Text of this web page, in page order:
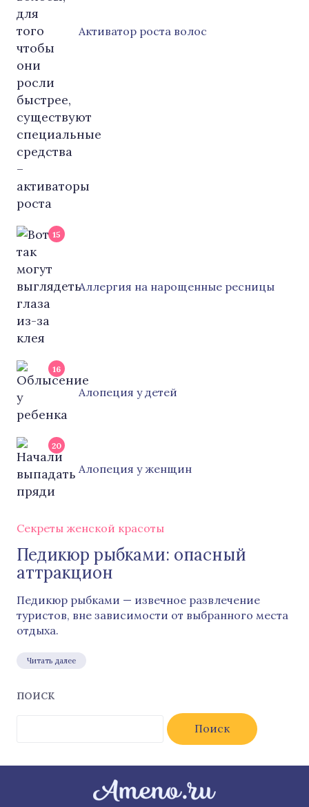
Активатор роста волос
15
Аллергия на нарощенные ресницы
16
Алопеция у детей
20
Алопеция у женщин
Секреты женской красоты
Педикюр рыбками: опасный
аттракцион
Педикюр рыбками — извечное развлечение
туристов, вне зависимости от выбранного места
отдыха.
Читать далее
ПОИСК